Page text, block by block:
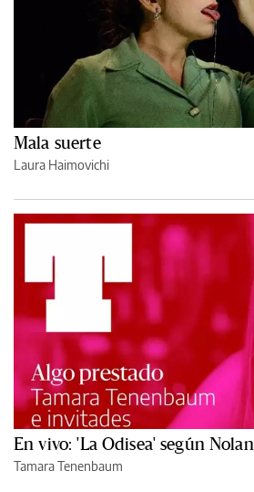
Mala suerte
Laura Haimovichi
En vivo: 'La Odisea' según
Tamara Tenenbaum